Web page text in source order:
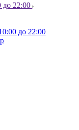
до 22:00
до 22:00